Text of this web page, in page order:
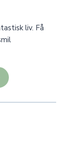
liv. Få